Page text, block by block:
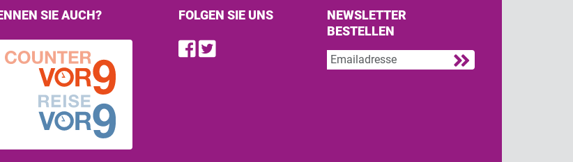
SIE AUCH? FOLGEN SIE UNS
Find us on Facebook
Follow us on Twitter
NEWSLETTER
BESTELLEN